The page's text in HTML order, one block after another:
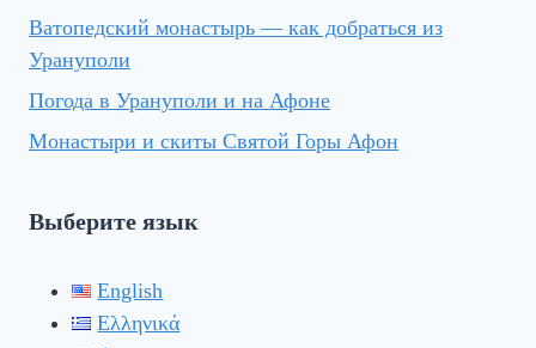
Ватопедский монастырь — как добраться из
Урануполи
Погода в Урануполи и на Афоне
Монастыри и скиты Святой Горы Афон
Выберите язык
English
Ελληνικά